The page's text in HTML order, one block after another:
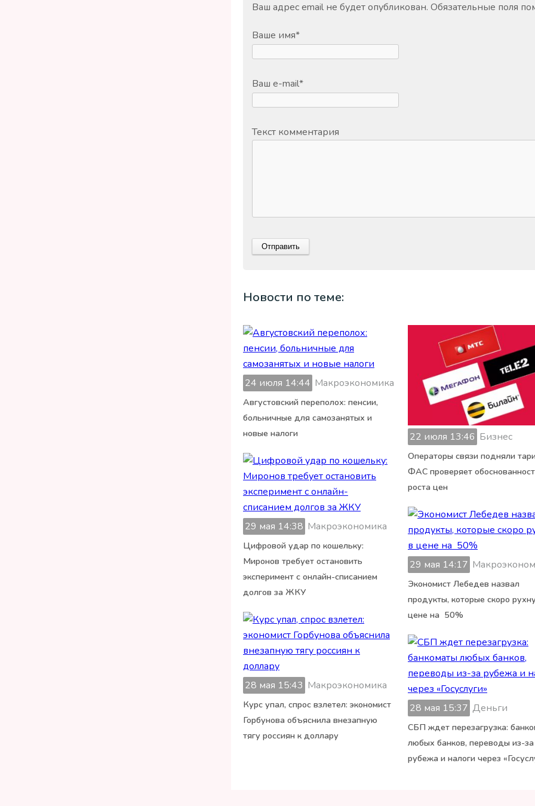
Ваш адрес email не будет опубликован. Обязательные поля
Ваше имя*
Ваш e-mail*
Текст комментария
Новости по теме:
24 июля 14:44 Макроэкономика
Августовский переполох: пенсии,
больничные для самозанятых и
новые налоги
29 мая 14:38 Макроэкономика
Цифровой удар по кошельку:
Миронов требует остановить
эксперимент с онлайн-списанием
долгов за ЖКУ
28 мая 15:43 Макроэкономика
Курс упал, спрос взлетел: экономист
Горбунова объяснила внезапную
тягу россиян к доллару
22 июля 13:46 Бизнес
Операторы связи подняли
ФАС проверяет
роста цен
29 мая 14:17
Экономист Лебедев назвал
продукты, которые скоро
цене на 50%
28 мая 15:37 Деньги
СБП ждет перезагрузка:
любых банков, переводы из-за
рубежа и налоги через